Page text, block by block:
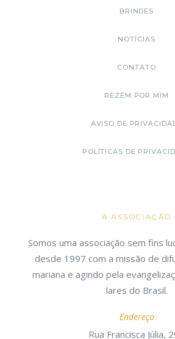
BRINDES
NOTÍCIAS
CONTATO
REZEM POR MIM
AVISO DE
POLÍTICAS DE
A ASSOCIAÇÃO
Somos uma associação sem fins
desde 1997 com a missão de
mariana e agindo pela
lares do Brasil.
Endereço
Rua Francisca Júlia,